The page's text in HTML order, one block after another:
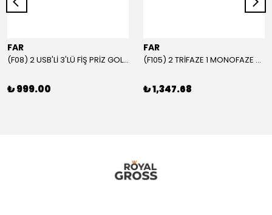
FAR
(F08) 2 USB'Lİ 3'LÜ FİŞ PRİZ GOLYAT
₺ 999.00
FAR
(F105) 2 TRİFAZE 1 MONOFAZE GRUP PRİZ
₺ 1,347.68